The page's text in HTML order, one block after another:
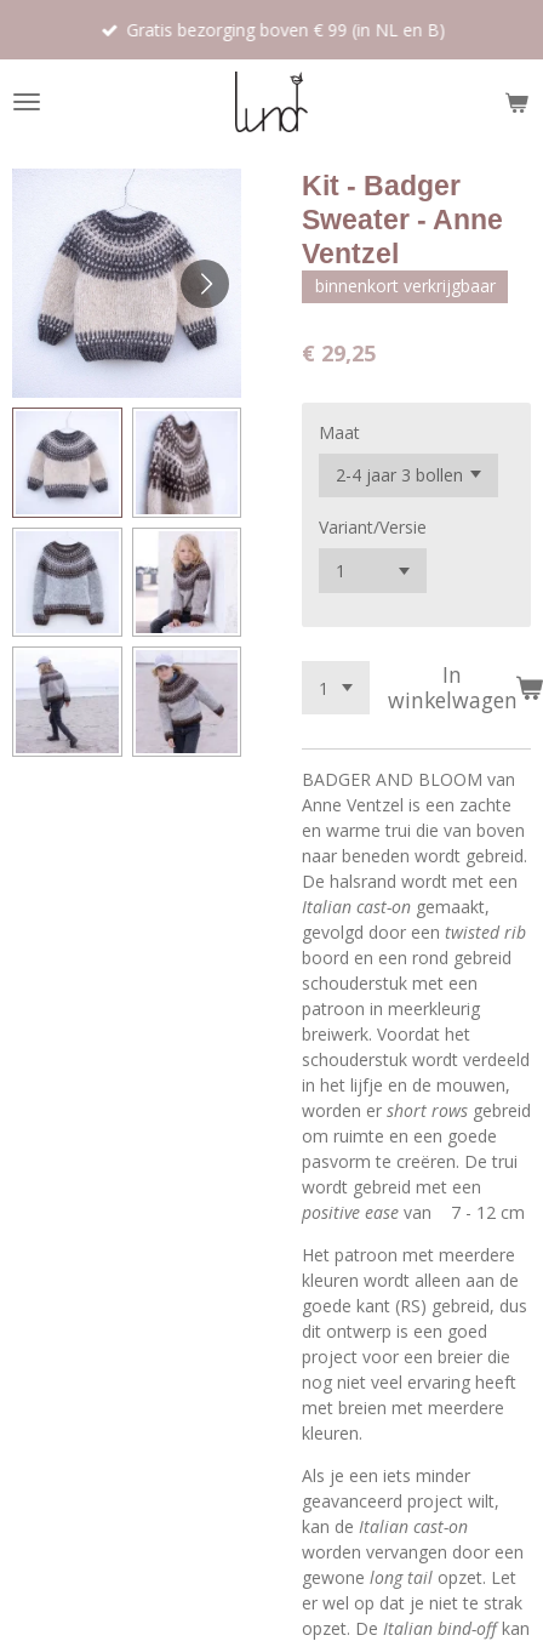
de
Gratis bezorging boven € 99 (in NL en B)
Kit - Badger
Sweater - Anne
Ventzel
binnenkort verkrijgbaar
€ 29,25
Maat
Variant/Versie
In
winkelwagen
BADGER AND BLOOM van
Anne Ventzel is een zachte
en warme trui die van boven
naar beneden wordt gebreid.
De halsrand wordt met een
Italian cast-on gemaakt,
gevolgd door een twisted rib
boord en een rond gebreid
schouderstuk met een
patroon in meerkleurig
breiwerk. Voordat het
schouderstuk wordt verdeeld
in het lijfje en de mouwen,
worden er short rows gebreid
om ruimte en een goede
pasvorm te creëren. De trui
wordt gebreid met een
positive ease van 7 - 12 cm
Het patroon met meerdere
kleuren wordt alleen aan de
goede kant (RS) gebreid, dus
dit ontwerp is een goed
project voor een breier die
nog niet veel ervaring heeft
met breien met meerdere
kleuren.
Als je een iets minder
geavanceerd project wilt,
kan de Italian cast-on
worden vervangen door een
gewone long tail opzet. Let
er wel op dat je niet te strak
opzet. De Italian bind-offkan